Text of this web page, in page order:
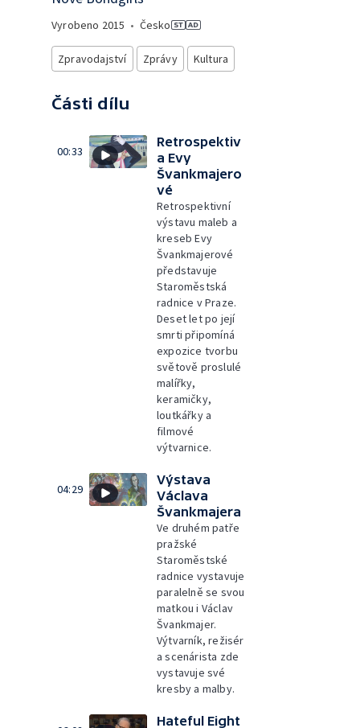
Vyrobeno 2015 • Česko
Zpravodajství Zprávy Kultura
Části dílu
00:33
Retrospektiv
a Evy
Švankmajero
vé
Retrospektivní
výstavu maleb a
kreseb Evy
Švankmajerové
představuje
Staroměstská
radnice v Praze.
Deset let po její
smrti připomíná
expozice tvorbu
světově proslulé
malířky,
keramičky,
loutkářky a
filmové
výtvarnice.
04:29
Výstava
Václava
Švankmajera
Ve druhém patře
pražské
Staroměstské
radnice vystavuje
paralelně se svou
matkou i Václav
Švankmajer.
Výtvarník, režisér
a scenárista zde
vystavuje své
kresby a malby.
Hateful Eight